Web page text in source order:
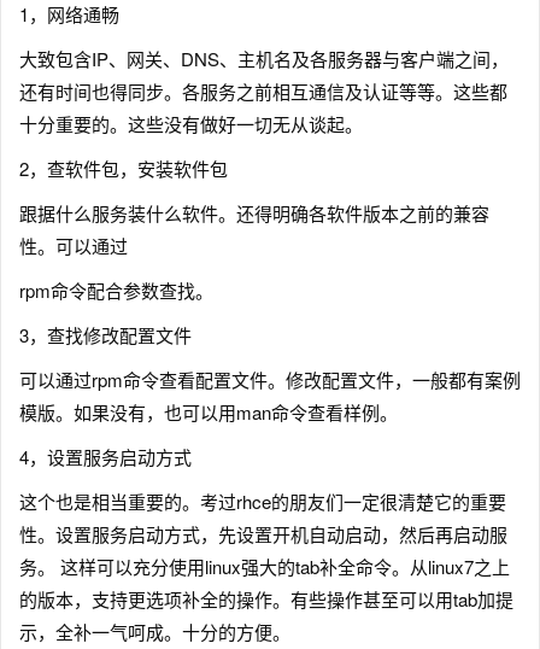
1，网络通畅
大致包含IP、网关、DNS、主机名及各服务器与客户端之间，
还有时间也得同步。各服务之前相互通信及认证等等。这些都
十分重要的。这些没有做好一切无从谈起。
2，查软件包，安装软件包
跟据什么服务装什么软件。还得明确各软件版本之前的兼容
性。可以通过
rpm命令配合参数查找。
3，查找修改配置文件
可以通过rpm命令查看配置文件。修改配置文件，一般都有案例
模版。如果没有，也可以用man命令查看样例。
4，设置服务启动方式
这个也是相当重要的。考过rhce的朋友们一定很清楚它的重要
性。设置服务启动方式，先设置开机自动启动，然后再启动服
务。 这样可以充分使用linux强大的tab补全命令。从linux7之上
的版本，支持更选项补全的操作。有些操作甚至可以用tab加提
示，全补一气呵成。十分的方便。